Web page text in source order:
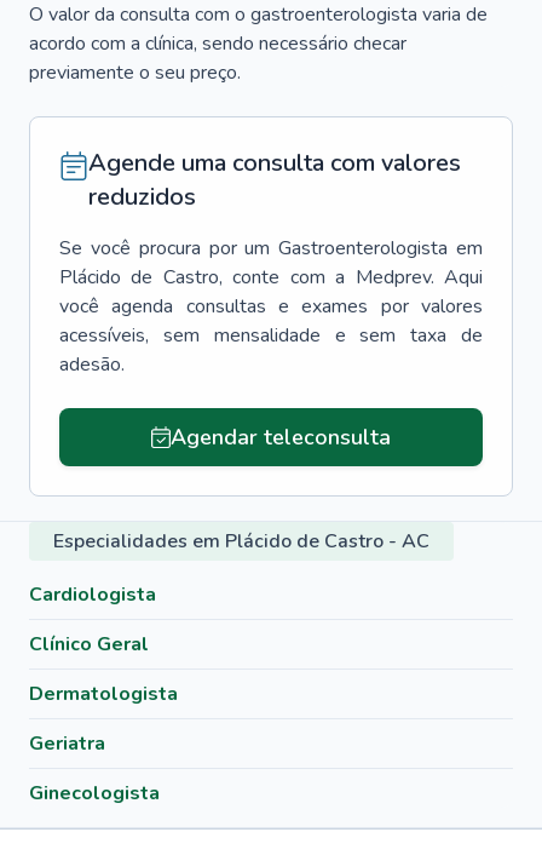
O valor da consulta com o gastroenterologista varia de
acordo com a clínica, sendo necessário checar
previamente o seu preço.
Agende uma consulta com valores
reduzidos
Se você procura por um Gastroenterologista em
Plácido de Castro, conte com a Medprev. Aqui
você agenda consultas e exames por valores
acessíveis, sem mensalidade e sem taxa de
adesão.
Agendar teleconsulta
Especialidades em Plácido de Castro - AC
Cardiologista
Clínico Geral
Dermatologista
Geriatra
Ginecologista